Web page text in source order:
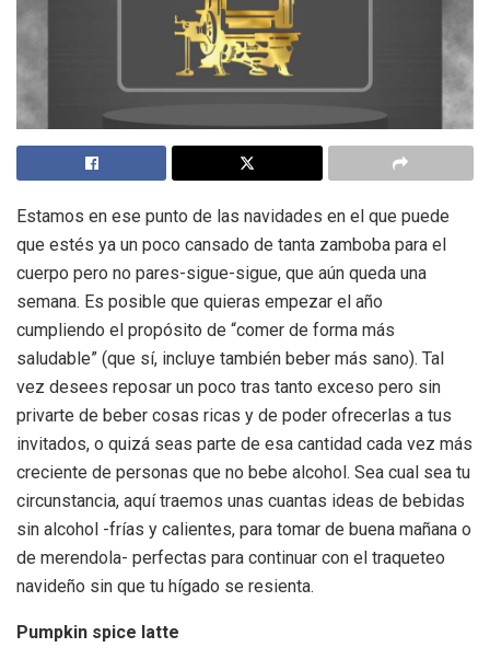
Estamos en ese punto de las navidades en el que puede
que estés ya un poco cansado de tanta zamboba para el
cuerpo pero no pares-sigue-sigue, que aún queda una
semana. Es posible que quieras empezar el año
cumpliendo el propósito de “comer de forma más
saludable” (que sí, incluye también beber más sano). Tal
vez desees reposar un poco tras tanto exceso pero sin
privarte de beber cosas ricas y de poder ofrecerlas a tus
invitados, o quizá seas parte de esa cantidad cada vez más
creciente de personas que no bebe alcohol. Sea cual sea tu
circunstancia, aquí traemos unas cuantas ideas de bebidas
sin alcohol -frías y calientes, para tomar de buena mañana o
de merendola- perfectas para continuar con el traqueteo
navideño sin que tu hígado se resienta.
Pumpkin spice latte